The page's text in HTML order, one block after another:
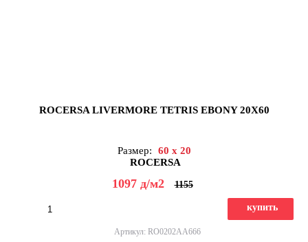
ROCERSA LIVERMORE TETRIS EBONY 20X60
Размер:
60 x 20
ROCERSA
1097 д/м2 1155
купить
Артикул: RO0202AA666